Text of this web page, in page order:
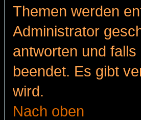
Themen werden
Administrator
antworten und
beendet. Es gibt
wird.
Nach oben